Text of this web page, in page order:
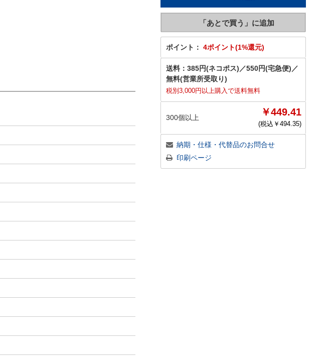
ポイント： 4ポイント(1%還元)
送料： 385円(ネコポス) ／550円(宅急便) ／
無料(営業所受取り)
税別3,000円以上購入で送料無料
300個以上 ￥449.41
(税込￥ 494.35)
納期・仕様・代替品のお問合せ
印刷ページ